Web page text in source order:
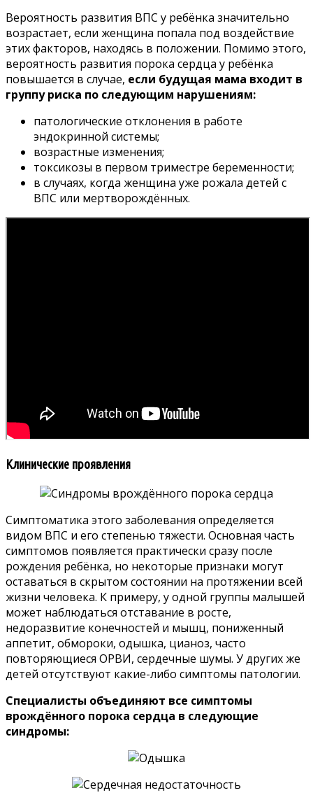
Вероятность развития ВПС у ребёнка значительно
возрастает, если женщина попала под воздействие
этих факторов, находясь в положении. Помимо этого,
вероятность развития порока сердца у ребёнка
повышается в случае, если будущая мама входит в
группу риска по следующим нарушениям:
патологические отклонения в работе
эндокринной системы;
возрастные изменения;
токсикозы в первом триместре беременности;
в случаях, когда женщина уже рожала детей с
ВПС или мертворождённых.
Клинические проявления
Симптоматика этого заболевания определяется
видом ВПС и его степенью тяжести. Основная часть
симптомов появляется практически сразу после
рождения ребёнка, но некоторые признаки могут
оставаться в скрытом состоянии на протяжении всей
жизни человека. К примеру, у одной группы малышей
может наблюдаться отставание в росте,
недоразвитие конечностей и мышц, пониженный
аппетит, обмороки, одышка, цианоз, часто
повторяющиеся ОРВИ, сердечные шумы. У других же
детей отсутствуют какие-либо симптомы патологии.
Специалисты объединяют все симптомы
врождённого порока сердца в следующие
синдромы: